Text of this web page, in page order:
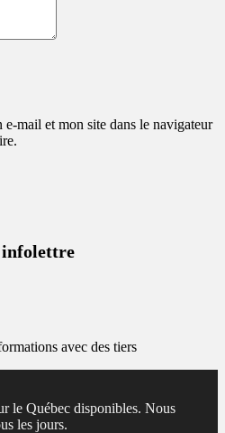
mail et mon site dans le navigateur
infolettre
avec des tiers
le Québec disponibles. Nous
les jours.